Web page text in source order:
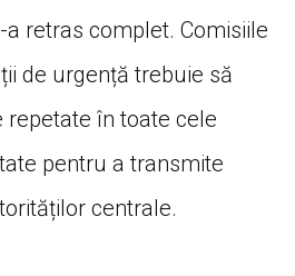
retras complet. Comisiile
de urgență trebuie să
repetate în toate cele
pentru a transmite
centrale.